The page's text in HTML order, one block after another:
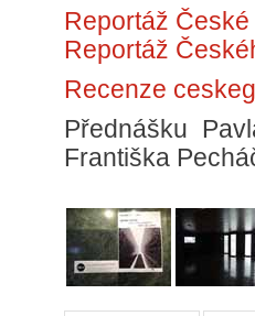
Reportáž
Reportáž
Recenze
Přednášku
Františka